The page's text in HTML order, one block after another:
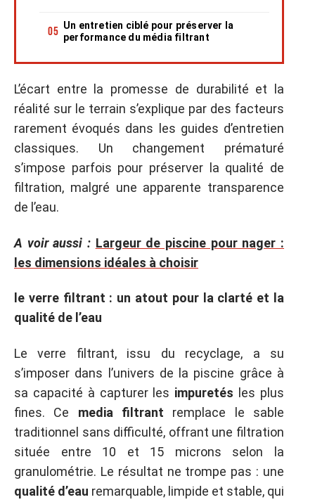
Un entretien ciblé pour préserver la
performance du média filtrant
L’écart entre la promesse de durabilité et la
réalité sur le terrain s’explique par des facteurs
rarement évoqués dans les guides d’entretien
classiques. Un changement prématuré
s’impose parfois pour préserver la qualité de
filtration, malgré une apparente transparence
de l’eau.
A voir aussi : Largeur de piscine pour nager :
les dimensions idéales à choisir
le verre filtrant : un atout pour la clarté et la
qualité de l’eau
Le verre filtrant, issu du recyclage, a su
s’imposer dans l’univers de la piscine grâce à
sa capacité à capturer les impuretés les plus
fines. Ce media filtrant remplace le sable
traditionnel sans difficulté, offrant une filtration
située entre 10 et 15 microns selon la
granulométrie. Le résultat ne trompe pas : une
qualité d’eau remarquable, limpide et stable, qui